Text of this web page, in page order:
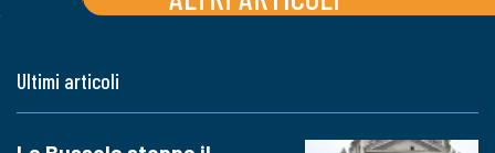
Ultimi articoli